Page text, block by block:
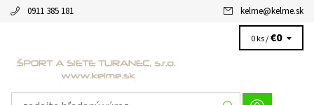
0911 385 181 kelme@kelme.sk
0 ks /€0